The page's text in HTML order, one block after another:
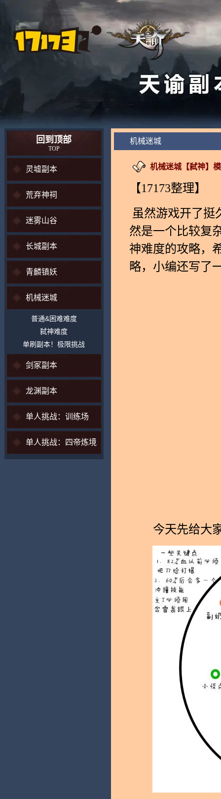
回到顶部
TOP
灵墟副本
荒弃神祠
迷雾山谷
长城副本
青麟镇妖
机械迷城
普通&困难难度
弑神难度
单刷副本！极限挑战
剑冢副本
龙渊副本
单人挑战：训练场
单人挑战：四帝炼境
机械迷城
机械迷城【弑神】
【17173整理】
虽然游戏开了挺
然是一个比较复
神难度的攻略，
略，小编还写了
今天先给大家